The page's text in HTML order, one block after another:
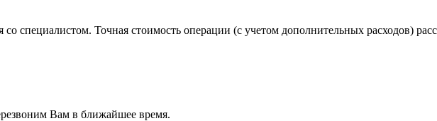
со специалистом. Точная стоимость операции (с учетом дополнительных расходов)
Вам в ближайшее время.